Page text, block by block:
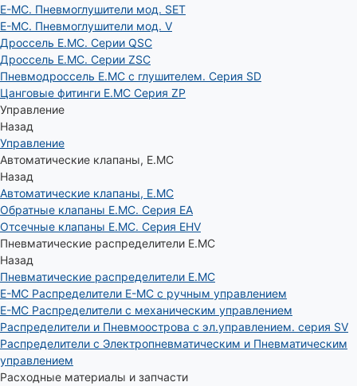
E-MC. Пневмоглушители мод. SET
E-MC. Пневмоглушители мод. V
Дроссель E.MC. Серии QSC
Дроссель E.MC. Серии ZSC
Пневмодроссель E.MC с глушителем. Серия SD
Цанговые фитинги E.MC Серия ZP
Управление
Назад
Управление
Автоматические клапаны, Е.МС
Назад
Автоматические клапаны, Е.МС
Обратные клапаны E.MC. Серия EA
Отсечные клапаны E.MC. Серия EHV
Пневматические распределители E.MC
Назад
Пневматические распределители E.MC
E-MC Распределители E-MC с ручным управлением
E-MC Распределители с механическим управлением
Распределители и Пневмоострова с эл.управлением. серия SV
Распределители с Электропневматическим и Пневматическим
управлением
Расходные материалы и запчасти